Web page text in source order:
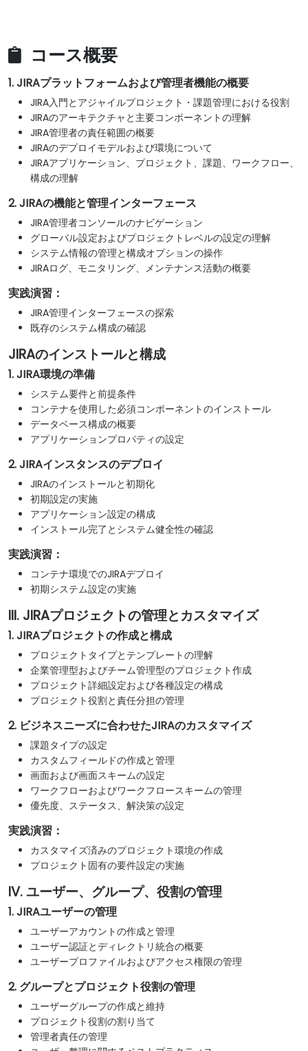
コース概要
1. JIRAプラットフォームおよび管理者機能の概要
JIRA入門とアジャイルプロジェクト・課題管理における役割
JIRAのアーキテクチャと主要コンポーネントの理解
JIRA管理者の責任範囲の概要
JIRAのデプロイモデルおよび環境について
JIRAアプリケーション、プロジェクト、課題、ワークフロー、
構成の理解
2. JIRAの機能と管理インターフェース
JIRA管理者コンソールのナビゲーション
グローバル設定およびプロジェクトレベルの設定の理解
システム情報の管理と構成オプションの操作
JIRAログ、モニタリング、メンテナンス活動の概要
実践演習：
JIRA管理インターフェースの探索
既存のシステム構成の確認
JIRAのインストールと構成
1. JIRA環境の準備
システム要件と前提条件
コンテナを使用した必須コンポーネントのインストール
データベース構成の概要
アプリケーションプロパティの設定
2. JIRAインスタンスのデプロイ
JIRAのインストールと初期化
初期設定の実施
アプリケーション設定の構成
インストール完了とシステム健全性の確認
実践演習：
コンテナ環境でのJIRAデプロイ
初期システム設定の実施
III. JIRAプロジェクトの管理とカスタマイズ
1. JIRAプロジェクトの作成と構成
プロジェクトタイプとテンプレートの理解
企業管理型およびチーム管理型のプロジェクト作成
プロジェクト詳細設定および各種設定の構成
プロジェクト役割と責任分担の管理
2. ビジネスニーズに合わせたJIRAのカスタマイズ
課題タイプの設定
カスタムフィールドの作成と管理
画面および画面スキームの設定
ワークフローおよびワークフロースキームの管理
優先度、ステータス、解決策の設定
実践演習：
カスタマイズ済みのプロジェクト環境の作成
プロジェクト固有の要件設定の実施
IV. ユーザー、グループ、役割の管理
1. JIRAユーザーの管理
ユーザーアカウントの作成と管理
ユーザー認証とディレクトリ統合の概要
ユーザープロファイルおよびアクセス権限の管理
2. グループとプロジェクト役割の管理
ユーザーグループの作成と維持
プロジェクト役割の割り当て
管理者責任の管理